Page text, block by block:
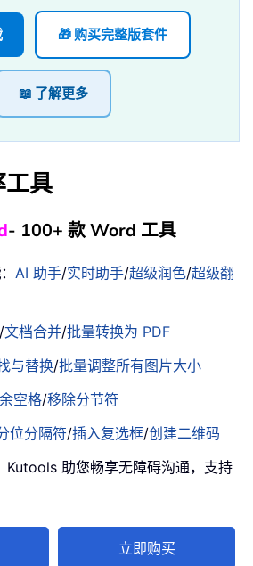
🎁 购买完整版套件
📖 了解更多
具
- 100+ 款 Word 工具
： AI 助手/实时助手/超级润色/超级翻
/文档合并/批量转换为 PDF
与替换/批量调整所有图片大小
空格/移除分节符
位分隔符/插入复选框/创建二维码
Kutools 助您畅享无障碍沟通，支持
立即购买